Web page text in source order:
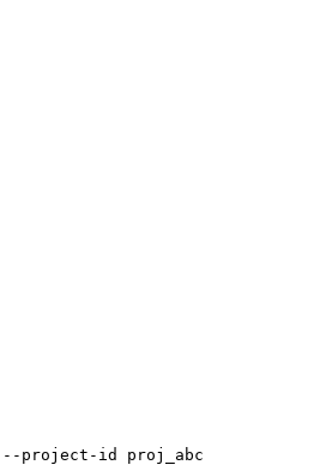
--project-id proj_abc